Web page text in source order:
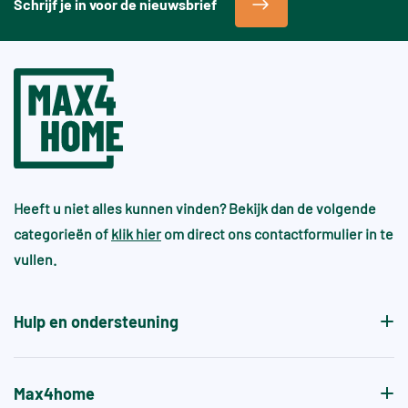
Schrijf je in voor de nieuwsbrief
Heeft u niet alles kunnen vinden? Bekijk dan de volgende
categorieën of klik hier om direct ons contactformulier in te
vullen.
Hulp en ondersteuning
Max4home